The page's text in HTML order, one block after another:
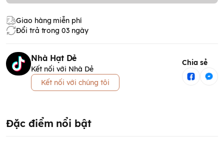
Giao hàng miễn phí
Đổi trả trong 03 ngày
Nhà Hạt Dẻ
Kết nối với Nhà Dẻ
Kết nối với chúng tôi
Chia sẻ
Đặc điểm nổi bật